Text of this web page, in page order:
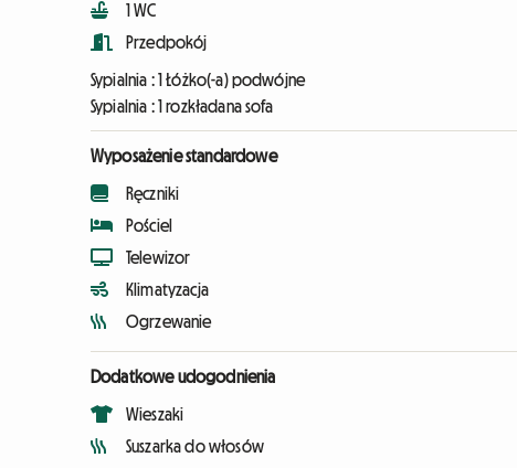
1 WC
Przedpokój
Sypialnia :1 Łóżko(-a) podwójne
Sypialnia :1 rozkładana sofa
Wyposażenie standardowe
Ręczniki
Pościel
Telewizor
Klimatyzacja
Ogrzewanie
Dodatkowe udogodnienia
Wieszaki
Suszarka do włosów